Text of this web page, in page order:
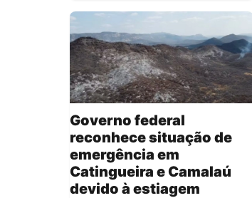
Governo federal
reconhece situação de
emergência em
Catingueira e Camalaú
devido à estiagem